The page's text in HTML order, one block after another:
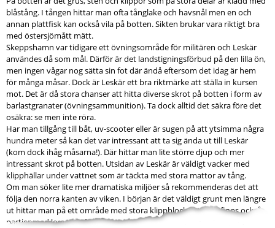
blåstång. I tången hittar man ofta tånglake och havsnål men en och
annan plattfisk kan också vila på botten. Sikten brukar vara riktigt bra
med östersjömått mätt.
Skeppshamn var tidigare ett övningsområde för militären och Leskär
användes då som mål. Därför är det landstigningsförbud på den lilla ön,
men ingen vågar nog sätta sin fot där ändå eftersom det idag är hem
för många måsar. Dock är Leskär ett bra riktmärke att ställa in kursen
mot. Det är då stora chanser att hitta diverse skrot på botten i form av
barlastgranater (övningsammunition). Ta dock alltid det säkra före det
osäkra: se men inte röra.
Har man tillgång till båt, uv-scooter eller är sugen på att ytsimma några
hundra meter så kan det var intressant att ta sig ända ut till Leskär
(kom dock ihåg måsarna!). Där hittar man lite större djup och mer
intressant skrot på botten. Utsidan av Leskär är väldigt vacker med
klipphällar under vattnet som är täckta med stora mattor av tång.
Om man söker lite mer dramatiska miljöer så rekommenderas det att
följa den norra kanten av viken. I början är det väldigt grunt men längre
ut hittar man på ett område med stora klippblock. Här ute finns också
partier med lera som format intressanta och vackra små ”canyons”.